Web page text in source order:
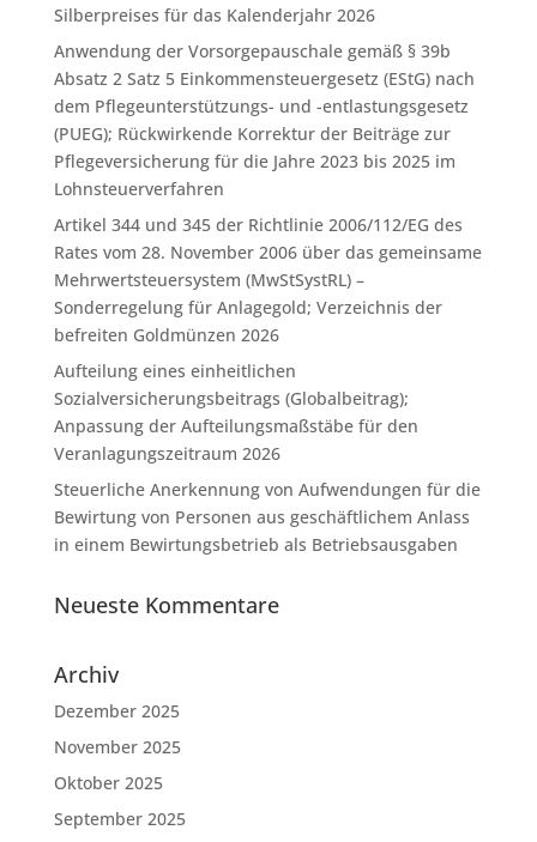
Silberpreises für das Kalenderjahr 2026
Anwendung der Vorsorgepauschale gemäß § 39b
Absatz 2 Satz 5 Einkommensteuergesetz (EStG) nach
dem Pflegeunterstützungs- und -entlastungsgesetz
(PUEG); Rückwirkende Korrektur der Beiträge zur
Pflegeversicherung für die Jahre 2023 bis 2025 im
Lohnsteuerverfahren
Artikel 344 und 345 der Richtlinie 2006/112/EG des
Rates vom 28. November 2006 über das gemeinsame
Mehrwertsteuersystem (MwStSystRL) –
Sonderregelung für Anlagegold; Verzeichnis der
befreiten Goldmünzen 2026
Aufteilung eines einheitlichen
Sozialversicherungsbeitrags (Globalbeitrag);
Anpassung der Aufteilungsmaßstäbe für den
Veranlagungszeitraum 2026
Steuerliche Anerkennung von Aufwendungen für die
Bewirtung von Personen aus geschäftlichem Anlass
in einem Bewirtungsbetrieb als Betriebsausgaben
Neueste Kommentare
Archiv
Dezember 2025
November 2025
Oktober 2025
September 2025